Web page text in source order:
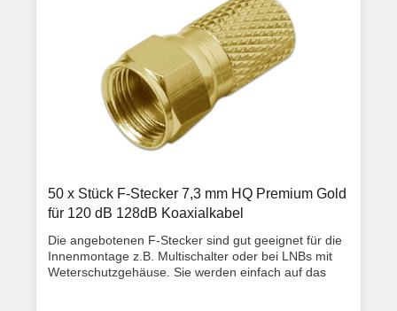
50 x Stück F-Stecker 7,3 mm HQ Premium Gold
für 120 dB 128dB Koaxialkabel
Die angebotenen F-Stecker sind gut geeignet für die
Innenmontage z.B. Multischalter oder bei LNBs mit
Weterschutzgehäuse. Sie werden einfach auf das